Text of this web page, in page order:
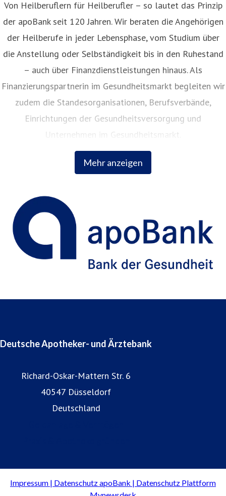
Mehr anzeigen
Von Heilberuflern für Heilberufler – so lautet das Prinzip
der apoBank seit 120 Jahren. Wir beraten die Angehörigen
der Heilberufe in jeder Lebensphase, vom Studium über
die Anstellung oder Selbständigkeit bis in den Ruhestand
– auch über Finanzdienstleistungen hinaus. Als
Finanzierungspartnerin im Gesundheitsmarkt begleiten wir
zudem die Standesorganisationen, Berufsverbände,
Einrichtungen der Gesundheitsversorgung und
Unternehmen im Gesundheitsmarkt.
Deutsche Apotheker- und Ärztebank
Richard-Oskar-Mattern Str. 6
40547 Düsseldorf
Deutschland